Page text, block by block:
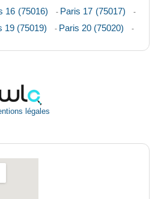
16 (75016) - Paris 17 (75017) -
19 (75019) - Paris 20 (75020) -
légales